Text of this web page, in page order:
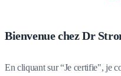
Bienvenue chez Dr
En cliquant sur “Je certifie", je